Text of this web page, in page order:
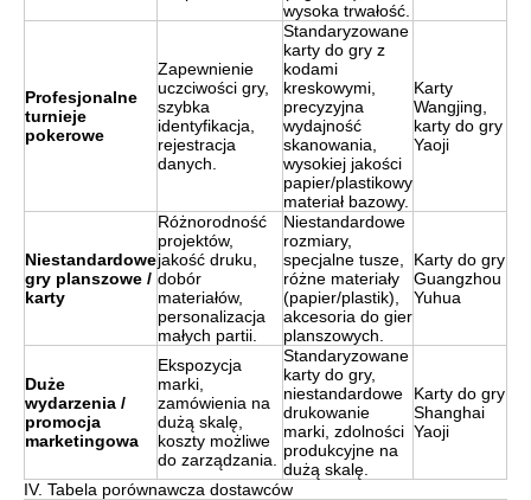
wysoka trwałość.
Profesjonalne
turnieje
pokerowe
Zapewnienie
uczciwości gry,
szybka
identyfikacja,
rejestracja
danych.
Standaryzowane
karty do gry z
kodami
kreskowymi,
precyzyjna
wydajność
skanowania,
wysokiej jakości
papier/plastikowy
materiał bazowy.
Karty
Wangjing,
karty do gry
Yaoji
Niestandardowe
gry planszowe /
karty
Różnorodność
projektów,
jakość druku,
dobór
materiałów,
personalizacja
małych partii.
Niestandardowe
rozmiary,
specjalne tusze,
różne materiały
(papier/plastik),
akcesoria do gier
planszowych.
Karty do gry
Guangzhou
Yuhua
Duże
wydarzenia /
promocja
marketingowa
Ekspozycja
marki,
zamówienia na
dużą skalę,
koszty możliwe
do zarządzania.
Standaryzowane
karty do gry,
niestandardowe
drukowanie
marki, zdolności
produkcyjne na
dużą skalę.
Karty do gry
Shanghai
Yaoji
IV. Tabela porównawcza dostawców